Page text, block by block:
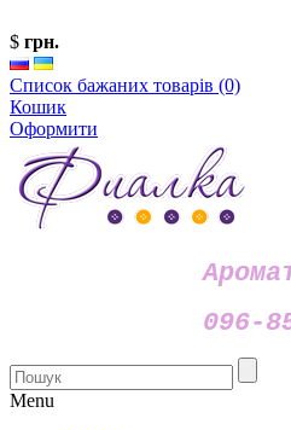
$ грн.
Список бажаних товарів (0)
Кошик
Оформити
096-
Menu